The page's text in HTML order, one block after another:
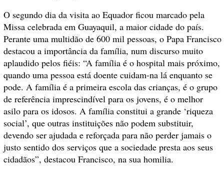
O segundo dia da visita ao Equador ficou marcado pela
Missa celebrada em Guayaquil, a maior cidade do país.
Perante uma multidão de 600 mil pessoas, o Papa Francisco
destacou a importância da família, num discurso muito
aplaudido pelos fiéis: “A família é o hospital mais próximo,
quando uma pessoa está doente cuidam-na lá enquanto se
pode. A família é a primeira escola das crianças, é o grupo
de referência imprescindível para os jovens, é o melhor
asilo para os idosos. A família constitui a grande ‘riqueza
social’, que outras instituições não podem substituir,
devendo ser ajudada e reforçada para não perder jamais o
justo sentido dos serviços que a sociedade presta aos seus
cidadãos”, destacou Francisco, na sua homilia.